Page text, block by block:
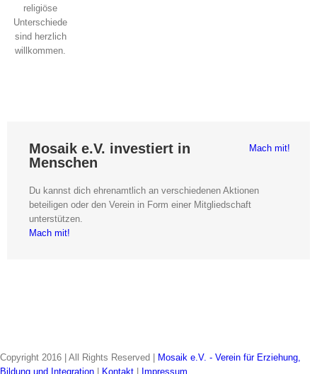
religiöse
Unterschiede
sind herzlich
willkommen.
Mach mit!
Mosaik e.V. investiert in
Menschen
Du kannst dich ehrenamtlich an verschiedenen Aktionen
beteiligen oder den Verein in Form einer Mitgliedschaft
unterstützen.
Mach mit!
Copyright 2016 | All Rights Reserved |
Mosaik e.V. - Verein für Erziehung,
Bildung und Integration
Kontakt Impressum